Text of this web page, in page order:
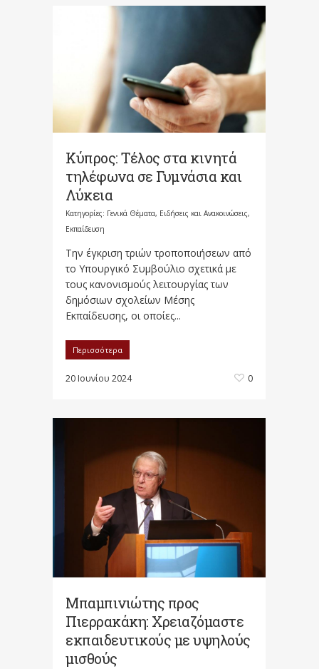
Κύπρος: Τέλος στα κινητά
τηλέφωνα σε Γυμνάσια και
Λύκεια
Κατηγορίες: Γενικά Θέματα, Ειδήσεις και Ανακοινώσεις,
Εκπαίδευση
Την έγκριση τριών τροποποιήσεων από
το Υπουργικό Συμβούλιο σχετικά με
τους κανονισμούς λειτουργίας των
δημόσιων σχολείων Μέσης
Εκπαίδευσης, οι οποίες...
Περισσότερα
20 Ιουνίου 2024 0
Μπαμπινιώτης προς
Πιερρακάκη: Χρειαζόμαστε
εκπαιδευτικούς με υψηλούς
μισθούς